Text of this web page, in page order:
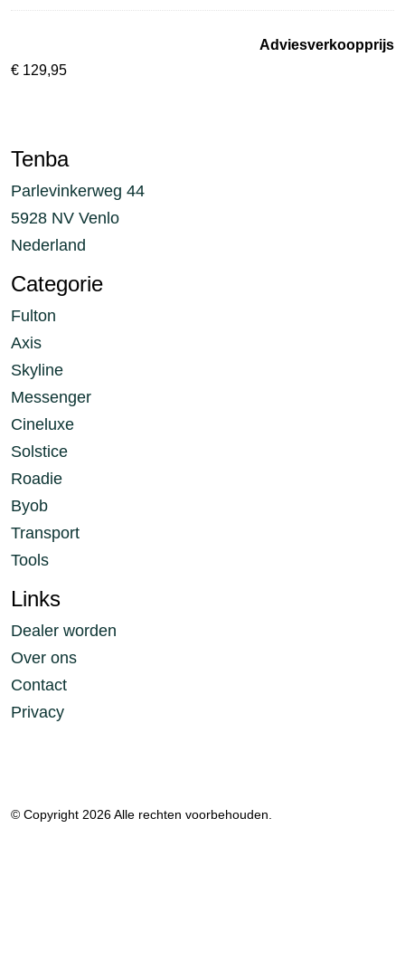
Adviesverkoopprijs
€ 129,95
Tenba
Parlevinkerweg 44
5928 NV Venlo
Nederland
Categorie
Fulton
Axis
Skyline
Messenger
Cineluxe
Solstice
Roadie
Byob
Transport
Tools
Links
Dealer worden
Over ons
Contact
Privacy
© Copyright 2026 Alle rechten voorbehouden.